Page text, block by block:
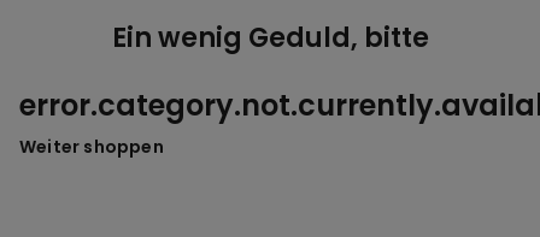
Ein wenig Geduld, bitte
Weiter shoppen